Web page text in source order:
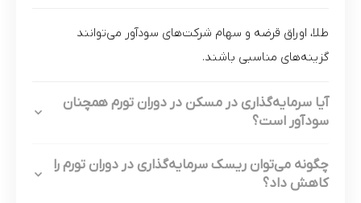
طلا، اوراق قرضه و سهام شرکت‌های سودآور می‌توانند
گزینه‌های مناسبی باشند.
آیا سرمایه‌گذاری در مسکن در دوران تورم همچنان
سودآور است؟
چگونه می‌توان ریسک سرمایه‌گذاری در دوران تورم را
کاهش داد؟